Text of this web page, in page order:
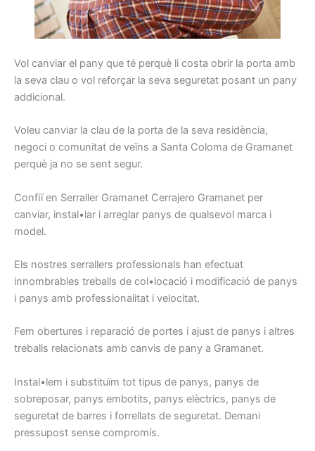
Vol canviar el pany que té perquè li costa obrir la porta amb
la seva clau o vol reforçar la seva seguretat posant un pany
addicional.
Voleu canviar la clau de la porta de la seva residència,
negoci o comunitat de veïns a Santa Coloma de Gramanet
perquè ja no se sent segur.
Confiï en Serraller Gramanet Cerrajero Gramanet per
canviar, instal•lar i arreglar panys de qualsevol marca i
model.
Els nostres serrallers professionals han efectuat
innombrables treballs de col•locació i modificació de panys
i panys amb professionalitat i velocitat.
Fem obertures i reparació de portes i ajust de panys i altres
treballs relacionats amb canvis de pany a Gramanet.
Instal•lem i substituïm tot tipus de panys, panys de
sobreposar, panys embotits, panys elèctrics, panys de
seguretat de barres i forrellats de seguretat. Demani
pressupost sense compromís.